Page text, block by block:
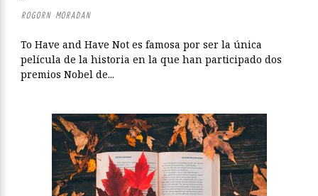
ROGORN MORADAN
To Have and Have Not es famosa por ser la única
película de la historia en la que han participado dos
premios Nobel de...